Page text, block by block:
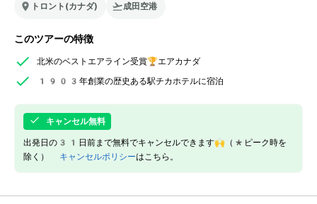
トロント(カナダ)
成田空港
このツアーの特徴
北米のベストエアライン受賞🏆エアカナダ
1903年創業の歴史ある駅チカホテルに宿泊
キャンセル無料
出発日の31日前まで無料でキャンセルできます🙌（*ピーク時を
除く） キャンセルポリシーはこちら。